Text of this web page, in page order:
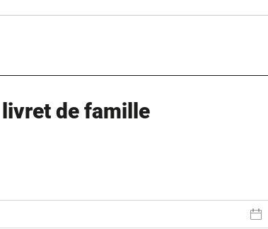
un nouvel onglet)
onglet)
de famille